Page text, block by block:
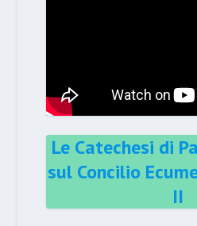
Le Catechesi di
sul Concilio
II